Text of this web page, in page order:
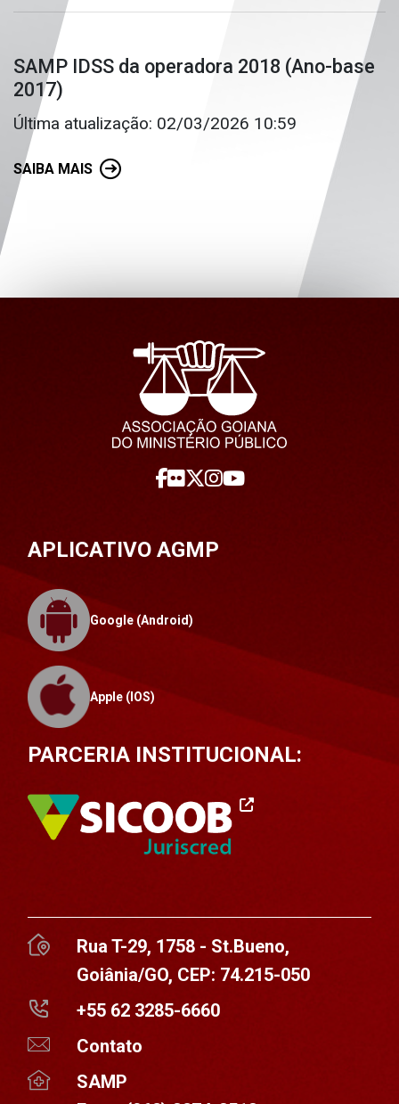
SAMP IDSS da operadora 2018 (Ano-base
2017)
Última atualização: 02/03/2026 10:59
SAIBA MAIS
APLICATIVO AGMP
Google (Android)
Apple (IOS)
PARCERIA INSTITUCIONAL:
Rua T-29, 1758 - St.Bueno,
Goiânia/GO, CEP: 74.215-050
+55 62 3285-6660
Contato
SAMP